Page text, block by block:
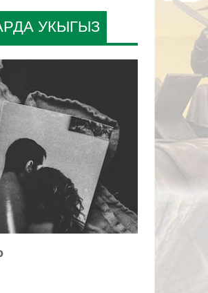
УКЫГЫЗ